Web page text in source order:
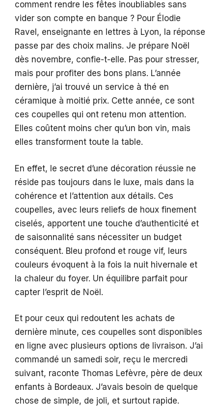
comment rendre les fêtes inoubliables sans
vider son compte en banque ? Pour Élodie
Ravel, enseignante en lettres à Lyon, la réponse
passe par des choix malins. Je prépare Noël
dès novembre, confie-t-elle. Pas pour stresser,
mais pour profiter des bons plans. L’année
dernière, j’ai trouvé un service à thé en
céramique à moitié prix. Cette année, ce sont
ces coupelles qui ont retenu mon attention.
Elles coûtent moins cher qu’un bon vin, mais
elles transforment toute la table.
En effet, le secret d’une décoration réussie ne
réside pas toujours dans le luxe, mais dans la
cohérence et l’attention aux détails. Ces
coupelles, avec leurs reliefs de houx finement
ciselés, apportent une touche d’authenticité et
de saisonnalité sans nécessiter un budget
conséquent. Bleu profond et rouge vif, leurs
couleurs évoquent à la fois la nuit hivernale et
la chaleur du foyer. Un équilibre parfait pour
capter l’esprit de Noël.
Et pour ceux qui redoutent les achats de
dernière minute, ces coupelles sont disponibles
en ligne avec plusieurs options de livraison. J’ai
commandé un samedi soir, reçu le mercredi
suivant, raconte Thomas Lefèvre, père de deux
enfants à Bordeaux. J’avais besoin de quelque
chose de simple, de joli, et surtout rapide.